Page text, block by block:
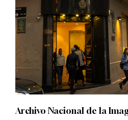
Archivo Nacional de la